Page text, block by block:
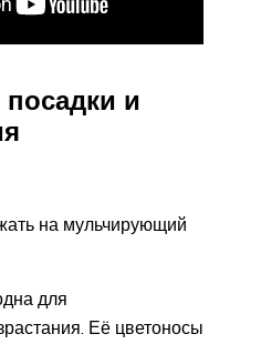
и
на мульчирующий
для
Её цветоносы